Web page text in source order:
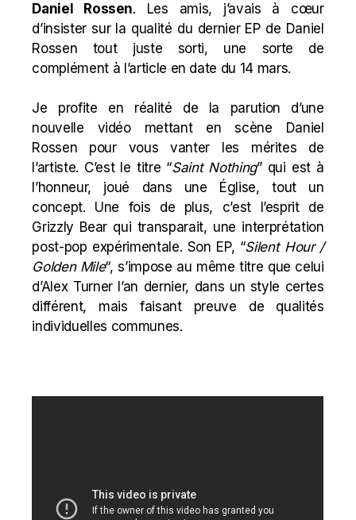
Daniel Rossen. Les amis, j’avais à cœur
d’insister sur la qualité du dernier EP de Daniel
Rossen tout juste sorti, une sorte de
complément à l’article en date du 14 mars.
Je profite en réalité de la parution d’une
nouvelle vidéo mettant en scène Daniel
Rossen pour vous vanter les mérites de
l’artiste. C’est le titre “Saint Nothing” qui est à
l’honneur, joué dans une Église, tout un
concept. Une fois de plus, c’est l’esprit de
Grizzly Bear qui transparait, une interprétation
post-pop expérimentale. Son EP, “Silent Hour /
Golden Mile“, s’impose au même titre que celui
d’Alex Turner l’an dernier, dans un style certes
différent, mais faisant preuve de qualités
individuelles communes.